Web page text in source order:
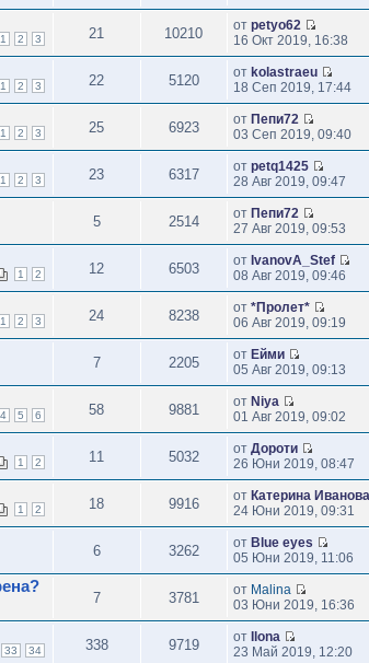
1 2 3 21 10210 отpetyo62
16 Окт 2019, 16:38
1 2 3 22 5120 отkolastraeu
18 Сеп 2019, 17:44
1 2 3 25 6923 отПепи72
03 Сеп 2019, 09:40
1 2 3 23 6317 отpetq1425
28 Авг 2019, 09:47
5 2514 отПепи72
27 Авг 2019, 09:53
1 2 12 6503 отIvanovA_Stef
08 Авг 2019, 09:46
1 2 3 24 8238 от*Пролет*
06 Авг 2019, 09:19
7 2205 отЕйми
05 Авг 2019, 09:13
4 5 6 58 9881 отNiya
01 Авг 2019, 09:02
1 2 11 5032 отДороти
26 Юни 2019, 08:47
1 2 18 9916 отКатерина Иванова
24 Юни 2019, 09:31
6 3262 отBlue eyes
05 Юни 2019, 11:06
7 3781 от Malina
03 Юни 2019, 16:36
33 34 338 9719 отIlona
23 Май 2019, 12:20